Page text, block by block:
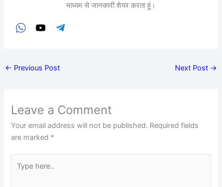
माध्यम से जानकारी शेयर करता हूं।
← Previous Post Next Post →
Leave a Comment
Your email address will not be published. Required fields
are marked *
here..